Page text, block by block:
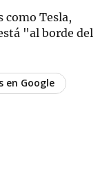
como Tesla,
"al borde del
en Google